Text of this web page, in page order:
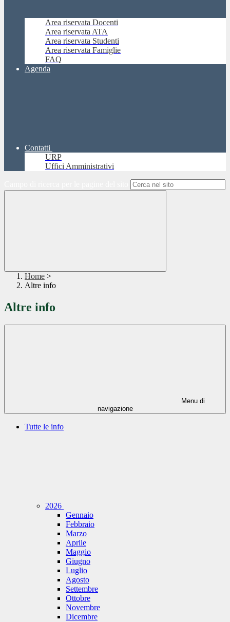
Area riservata Docenti
Area riservata ATA
Area riservata Studenti
Area riservata Famiglie
FAQ
Agenda
Contatti
URP
Uffici Amministrativi
Home >
Altre info
Altre info
Menu di
navigazione
Tutte le info
2026
Gennaio
Febbraio
Marzo
Aprile
Maggio
Giugno
Luglio
Agosto
Settembre
Ottobre
Novembre
Dicembre